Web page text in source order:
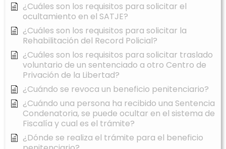
¿Cuáles son los requisitos para solicitar el
ocultamiento en el SATJE?
¿Cuáles son los requisitos para solicitar la
Rehabilitación del Record Policial?
¿Cuáles son los requisitos para solicitar traslado
voluntario de un sentenciado a otro Centro de
Privación de la Libertad?
¿Cuándo se revoca un beneficio penitenciario?
¿Cuándo una persona ha recibido una Sentencia
Condenatoria, se puede ocultar en el sistema de
Fiscalía y cual es el trámite?
¿Dónde se realiza el trámite para el beneficio